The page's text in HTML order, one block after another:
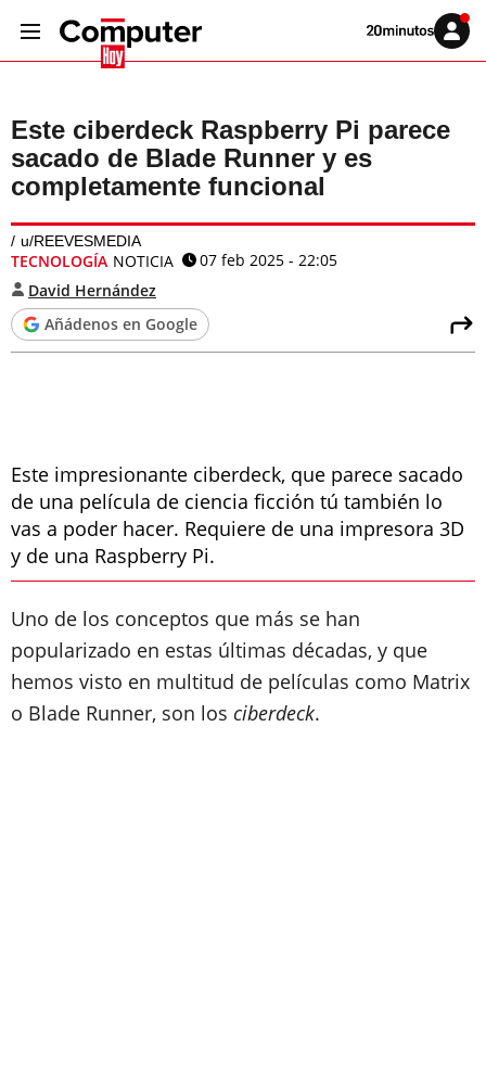
Volver
Iniciar
sesión
Este ciberdeck Raspberry Pi parece
sacado de Blade Runner y es
completamente funcional
u/REEVESMEDIA
TECNOLOGÍA NOTICIA
07 feb 2025 - 22:05
David Hernández
Añádenos en Google
Este impresionante ciberdeck, que parece sacado
de una película de ciencia ficción tú también lo
vas a poder hacer. Requiere de una impresora 3D
y de una Raspberry Pi.
Uno de los conceptos que más se han
popularizado en estas últimas décadas, y que
hemos visto en multitud de películas como Matrix
o Blade Runner, son los ciberdeck.